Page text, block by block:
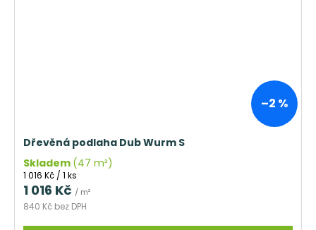
–2 %
Dřevěná podlaha Dub Wurm S
Skladem (47 m²)
840 Kč bez DPH
1 016 Kč / m²
Měrná
cena:
1 016 Kč / 1 ks